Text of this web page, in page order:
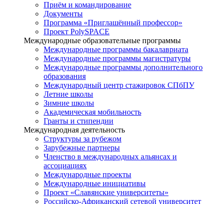
Приём и командирование
Документы
Программа «Приглашённый профессор»
Проект PolySPACE
Международные образовательные программы
Международные программы бакалавриата
Международные программы магистратуры
Международные программы дополнительного
образования
Международный центр стажировок СПбПУ
Летние школы
Зимние школы
Академическая мобильность
Гранты и стипендии
Международная деятельность
Структуры за рубежом
Зарубежные партнеры
Членство в международных альянсах и
ассоциациях
Международные проекты
Международные инициативы
Проект «Славянские университеты»
Российско-Африканский сетевой университет